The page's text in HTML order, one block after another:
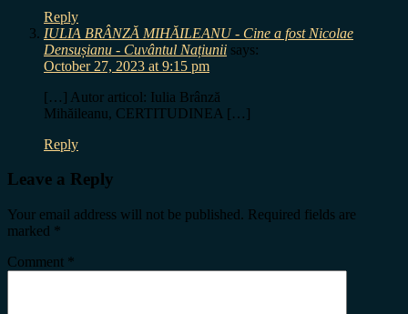
Reply
IULIA BRÂNZĂ MIHĂILEANU - Cine a fost Nicolae
Densușianu - Cuvântul Națiunii says:
October 27, 2023 at 9:15 pm
[…] Autor articol: Iulia Brânză
Mihăileanu, CERTITUDINEA […]
Reply
Leave a Reply
Your email address will not be published. Required fields are
marked *
Comment *